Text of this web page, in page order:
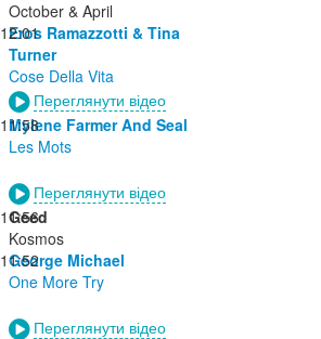
October & April
12:01
Eros Ramazzotti & Tina
Turner
Cose Della Vita
Переглянути відео
11:58
Mylene Farmer And Seal
Les Mots
Переглянути відео
11:56
Geed
Kosmos
11:52
George Michael
One More Try
Переглянути відео